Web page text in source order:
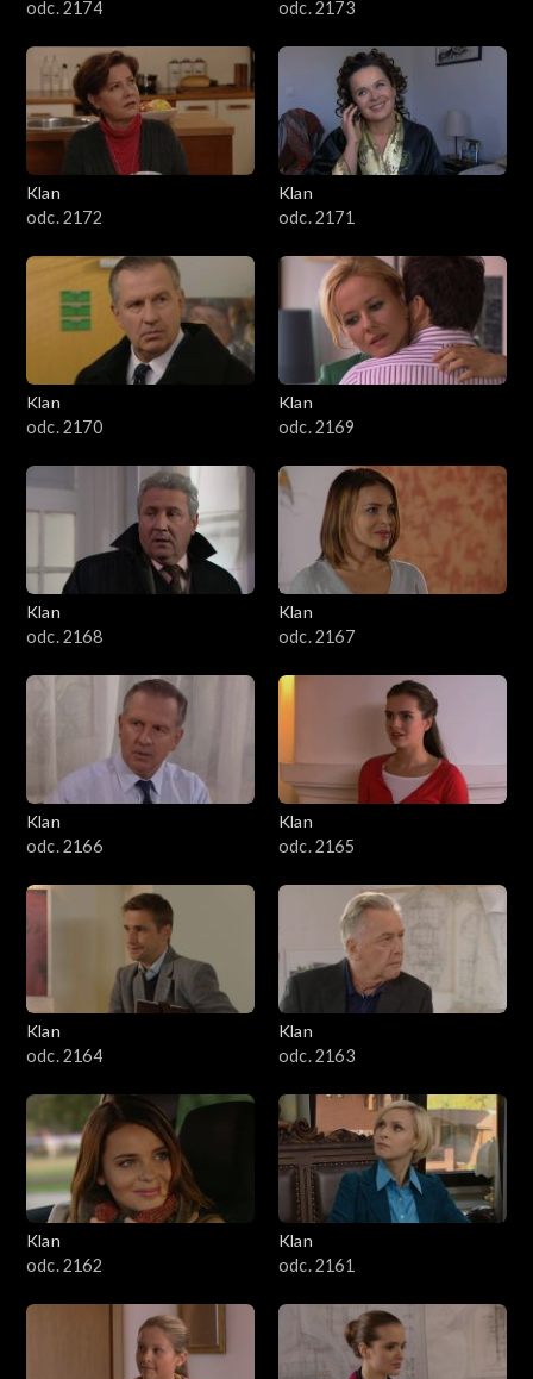
odc. 2174 odc. 2173
Klan
odc. 2172
Klan
odc. 2171
Klan
odc. 2170
Klan
odc. 2169
Klan
odc. 2168
Klan
odc. 2167
Klan
odc. 2166
Klan
odc. 2165
Klan
odc. 2164
Klan
odc. 2163
Klan
odc. 2162
Klan
odc. 2161